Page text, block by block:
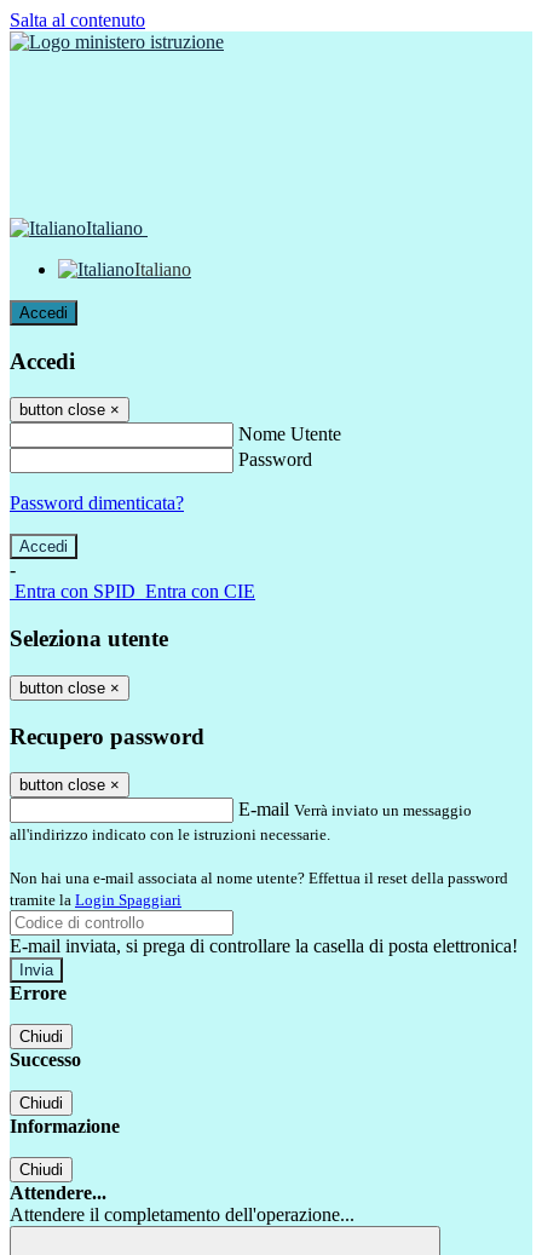
Salta al contenuto
Italiano
Italiano
Accedi
Accedi
button close ×
Nome Utente
Password
Password dimenticata?
-
Entra con SPID Entra con CIE
Seleziona utente
button close ×
Recupero password
button close ×
E-mail Verrà inviato un messaggio
all'indirizzo indicato con le istruzioni necessarie.
Non hai una e-mail associata al nome utente? Effettua il reset della password
tramite la Login Spaggiari
E-mail inviata, si prega di controllare la casella di posta elettronica!
Errore
Chiudi
Successo
Chiudi
Informazione
Chiudi
Attendere...
Attendere il completamento dell'operazione...